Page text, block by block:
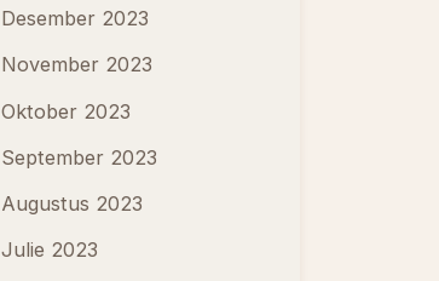
Desember 2023
November 2023
Oktober 2023
September 2023
Augustus 2023
Julie 2023